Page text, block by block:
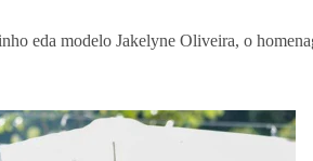
eda modelo Jakelyne Oliveira, o